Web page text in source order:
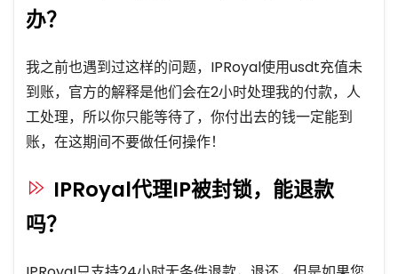
办？
我之前也遇到过这样的问题，IPRoyal使用usdt充值未
到账，官方的解释是他们会在2小时处理我的付款，人
工处理，所以你只能等待了，你付出去的钱一定能到
账，在这期间不要做任何操作！
IPRoyal代理IP被封锁，能退款
吗？